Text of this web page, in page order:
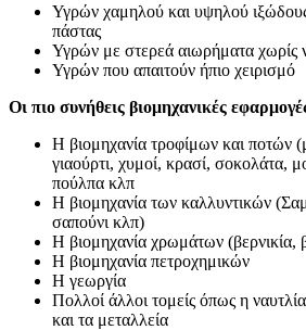
Υγρών χαμηλού και υψηλού
πάστας
Υγρών με στερεά αιωρήματα χωρίς
Υγρών που απαιτούν ήπιο χειρισμό
Οι πιο συνήθεις βιομηχανικές
Η βιομηχανία τροφίμων και ποτών
γιαούρτι, χυμοί, κρασί, σοκολάτα,
πούλπα κλπ
Η βιομηχανία των καλλυντικών
σαπούνι κλπ)
Η βιομηχανία χρωμάτων (βερνικία,
Η βιομηχανία πετροχημικών
Η γεωργία
Πολλοί άλλοι τομείς όπως η
και τα μεταλλεία